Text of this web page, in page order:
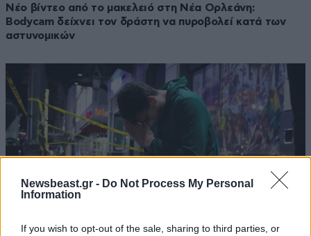
Newsbeast.gr - Do Not Process My Personal
Information
If you wish to opt-out of the sale, sharing to third parties, or
Νέο βίντεο από το μακελειό στη Νέα Ορλεάνη:
Bodycam δείχνει τον δράστη να πυροβολεί κατά των
αστυνομικών